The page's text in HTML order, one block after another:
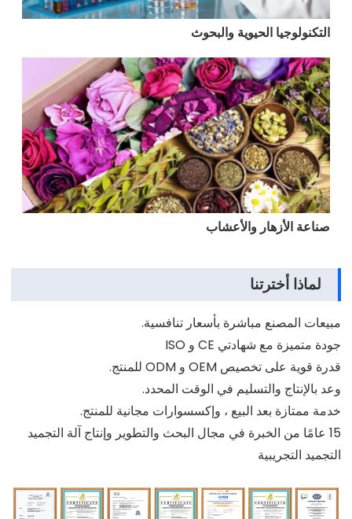
التكنولوجيا الحيوية والبحوث
صناعة الأزهار والأعشاب
لماذا أخترتنا
مبيعات المصنع مباشرة بأسعار تنافسية.
جودة متميزة مع شهادتي CE و ISO
قدرة قوية على تخصيص OEM و ODM للمنتج.
وعد بالإنتاج والتسليم في الوقت المحدد.
خدمة ممتازة بعد البيع ، وإكسسوارات مجانية للمنتج.
15 عامًا من الخبرة في مجال البحث والتطوير وإنتاج آلة التجميد
التجميد التجريبية